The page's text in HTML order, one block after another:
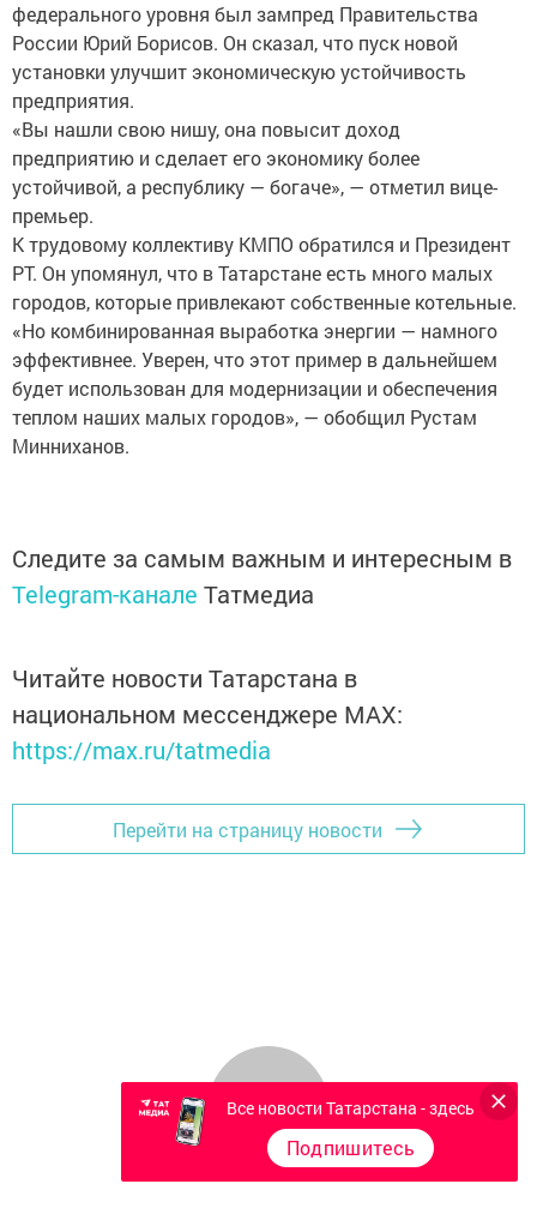
федерального уровня был зампред Правительства
России Юрий Борисов. Он сказал, что пуск новой
установки улучшит экономическую устойчивость
предприятия.
«Вы нашли свою нишу, она повысит доход
предприятию и сделает его экономику более
устойчивой, а республику — богаче», — отметил вице-
премьер.
К трудовому коллективу КМПО обратился и Президент
РТ. Он упомянул, что в Татарстане есть много малых
городов, которые привлекают собственные котельные.
«Но комбинированная выработка энергии — намного
эффективнее. Уверен, что этот пример в дальнейшем
будет использован для модернизации и обеспечения
теплом наших малых городов», — обобщил Рустам
Минниханов.
Следите за самым важным и интересным в
Telegram-канале Татмедиа
Читайте новости Татарстана в
национальном мессенджере MАХ:
https://max.ru/tatmedia
Перейти на страницу новости
Все новости Татарстана - здесь
Подпишитесь